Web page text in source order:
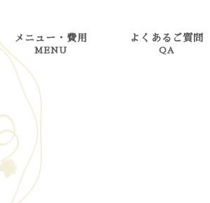
メニュー・費用
MENU
よくあるご質問
QA